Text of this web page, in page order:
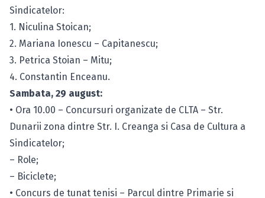
Sindicatelor:
1. Niculina Stoican;
2. Mariana Ionescu – Capitanescu;
3. Petrica Stoian – Mitu;
4. Constantin Enceanu.
Sambata, 29 august:
• Ora 10.00 – Concursuri organizate de CLTA – Str.
Dunarii zona dintre Str. I. Creanga si Casa de Cultura a
Sindicatelor;
– Role;
– Biciclete;
• Concurs de tunat tenisi – Parcul dintre Primarie si